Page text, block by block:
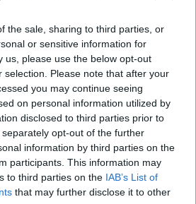
the sale, sharing to third parties, or
or sensitive information for
us, please use the below opt-out
selection. Please note that after your
you may continue seeing
on personal information utilized by
disclosed to third parties prior to
opt-out of the further
information by third parties on the
participants. This information may
to third parties on the IAB’s List of
that may further disclose it to other
στη λαϊκή αγορά
φαίνεται πως
οι αντιεξουσιαστές να
σε καταναλωτές